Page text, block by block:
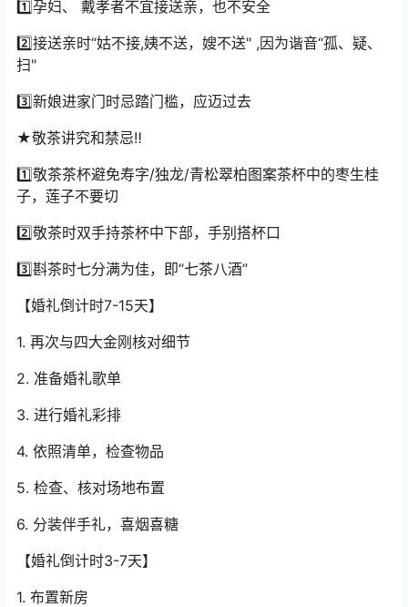
1️⃣孕妇、 戴孝者不宜接送亲，也不安全
2️⃣接送亲时“姑不接,姨不送，嫂不送" ,因为谐音“孤、疑、
扫"
3️⃣新娘进家门时忌踏门槛，应迈过去
★敬茶讲究和禁忌‼️
1️⃣敬茶茶杯避免寿字/独龙/青松翠柏图案茶杯中的枣生桂
子，莲子不要切
2️⃣敬茶时双手持茶杯中下部，手别搭杯口
3️⃣斟茶时七分满为佳，即“七茶八酒”
【婚礼倒计时7-15天】
1. 再次与四大金刚核对细节
2. 准备婚礼歌单
3. 进行婚礼彩排
4. 依照清单，检查物品
5. 检查、核对场地布置
6. 分装伴手礼，喜烟喜糖
【婚礼倒计时3-7天】
1. 布置新房